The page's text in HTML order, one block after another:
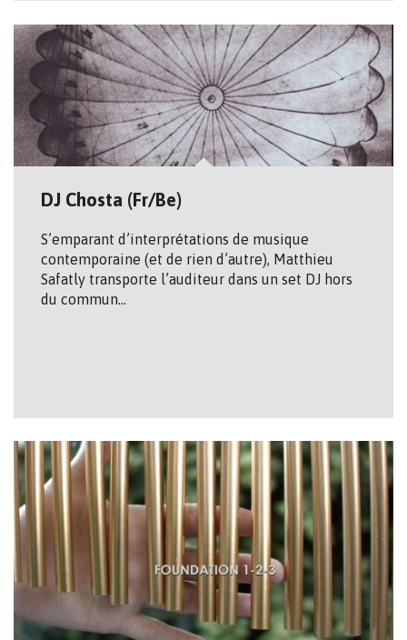
DJ Chosta (Fr/Be)
S’emparant d’interprétations de musique
contemporaine (et de rien d’autre), Matthieu
Safatly transporte l’auditeur dans un set DJ hors
du commun…